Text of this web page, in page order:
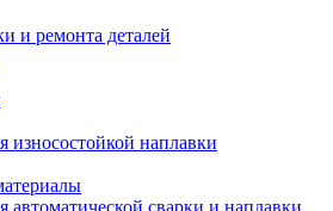
и ремонта деталей
наплавки
сварки и наплавки